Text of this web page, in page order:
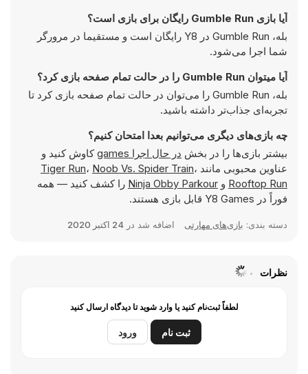
آیا بازی Gumble Run رایگان برای بازی است؟
بله، Gumble Run در Y8 رایگان است و مستقیما در مرورگر
شما اجرا می‌شود.
آیا میتوان Gumble Run را در حالت تمام صفحه بازی کرد؟
بله، Gumble Run را می‌توان در حالت تمام صفحه بازی کرد تا
تجربه‌ای جذاب‌تر داشته باشید.
چه بازی‌های دیگری می‌توانیم بعدا امتحان کنیم؟
بیشتر بازی‌ها را در بخش در حال اجرا games
کاوش کنید و
عناوین محبوبی مانند
Tiger Run، Noob Vs. Spider Train،
Rooftop Run و Ninja Obby Parkour را کشف کنید — همه
فوراً در Y8 Games قابل بازی هستند.
دسته بندی: بازی‌های مهارتی اضافه شد در 24 اکتبر 2020
نظرات
لطفاً ثبت‌نام کنید یا وارد شوید تا دیدگاه ارسال کنید
ثبت نام ورود